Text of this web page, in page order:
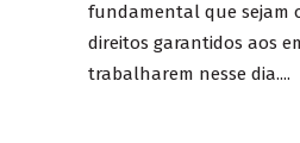
fundamental que sejam
direitos garantidos aos
trabalharem nesse dia....